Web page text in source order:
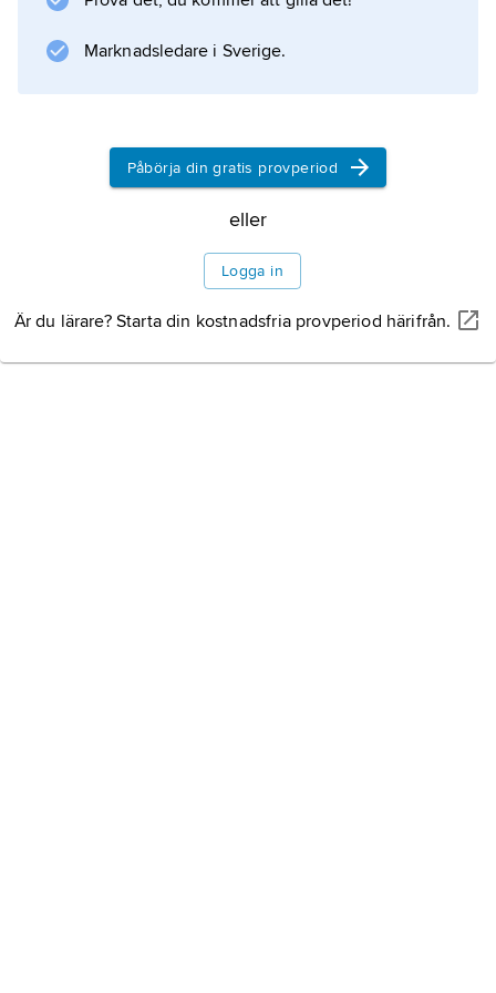
Beroende på skadans svårighetsgrad kan
amnesin bli bestående eller helt eller delvis
Information om artikeln
Marknadsledare i Sverige.
Påbörja din gratis provperiod
eller
Logga in
Är du lärare? Starta din kostnadsfria provperiod härifrån.